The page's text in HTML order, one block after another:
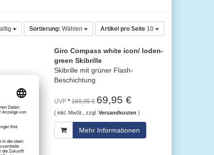
Sortierung: Wählen Artikel pro Seite 10
Giro Compass white icon/ loden-
green Skibrille
Skibrille mit grüner Flash-
Beschichtung
UVP* 169,95 € 69,95 €
( inkl. MwSt., zzgl.Versandkosten )
Mehr Informationen